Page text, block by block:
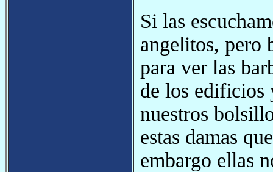
Si las
angelitos, pero
para ver las
de los edificios
nuestros
estas damas
embargo ellas